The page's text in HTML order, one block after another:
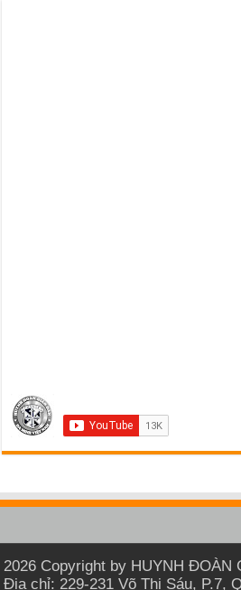
2026 Copyright by HUYNH ĐOÀN
Địa chỉ: 229-231 Võ Thị Sáu, P.7,